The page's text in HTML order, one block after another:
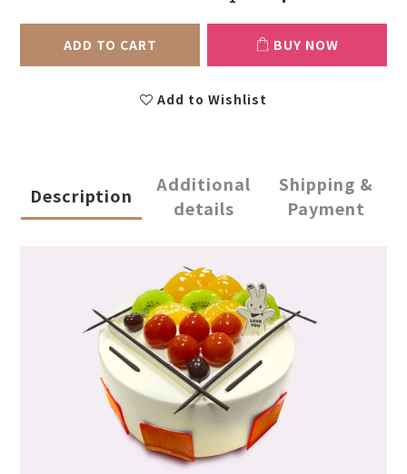
ADD TO CART BUY NOW
Add to Wishlist
Description
Additional
details
Shipping &
Payment